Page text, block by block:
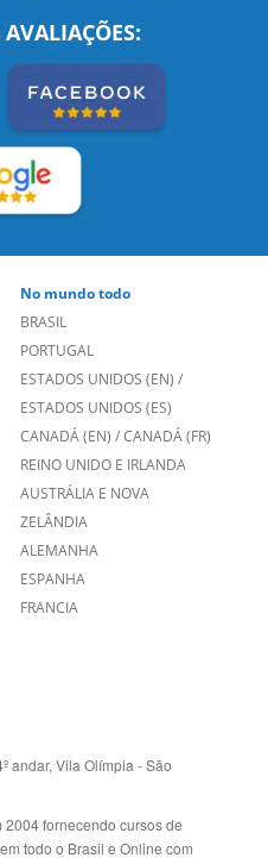
No mundo todo
BRASIL
PORTUGAL
ESTADOS UNIDOS (EN) /
ESTADOS UNIDOS (ES)
CANADÁ (EN) /CANADÁ (FR)
REINO UNIDO E IRLANDA
AUSTRÁLIA E NOVA
ZELÂNDIA
ALEMANHA
ESPANHA
FRANCIA
andar, Vila Olímpia - São
2004 fornecendo cursos de
todo o Brasil e Online com